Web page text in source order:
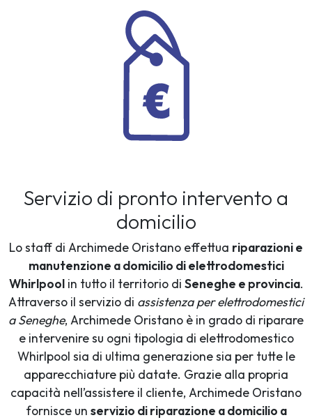
Servizio di pronto intervento a
domicilio
Lo staff di Archimede Oristano effettua riparazioni e
manutenzione a domicilio di elettrodomestici
Whirlpoolin tutto il territorio di Seneghe e provincia.
Attraverso il servizio di assistenza per elettrodomestici
a Seneghe, Archimede Oristano è in grado di riparare
e intervenire su ogni tipologia di elettrodomestico
Whirlpool sia di ultima generazione sia per tutte le
apparecchiature più datate. Grazie alla propria
capacità nell’assistere il cliente, Archimede Oristano
fornisce un servizio di riparazione a domicilio a